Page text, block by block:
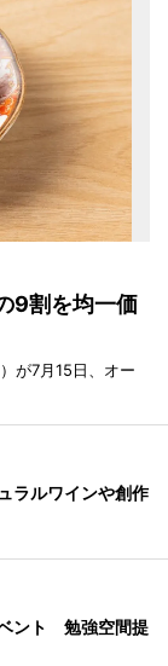
9割を均一価
が7月15日、オー
ラルワインや創作
ント 勉強空間提